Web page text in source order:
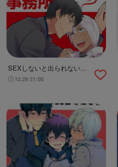
SEXしないと出られない事
務所12.29 21:00